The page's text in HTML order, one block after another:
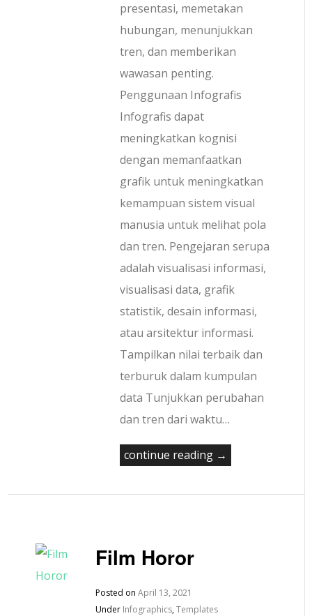
presentasi, memetakan
hubungan, menunjukkan
tren, dan memberikan
wawasan penting.
Penggunaan Infografis
Infografis dapat
meningkatkan kognisi
dengan memanfaatkan
grafik untuk meningkatkan
kemampuan sistem visual
manusia untuk melihat pola
dan tren. Pengejaran serupa
adalah visualisasi informasi,
visualisasi data, grafik
statistik, desain informasi,
atau arsitektur informasi.
Tampilkan nilai terbaik dan
terburuk dalam kumpulan
data Tunjukkan perubahan
dan tren dari waktu…
continue reading →
Film Horor
Posted onApril 13, 2021
Under Infographics,Templates